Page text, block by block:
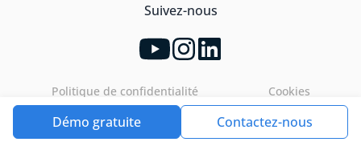
Démo gratuite Contactez-nous
Suivez-nous
Politique de confidentialité Cookies
Tools4ever©2026. All rights reserved.